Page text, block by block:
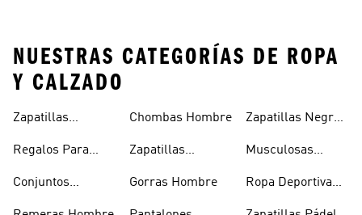
NUESTRAS CATEGORÍAS DE ROPA
Y CALZADO
Zapatillas
Regalos Para
Conjuntos
Hombre
Chombas Hombre
Zapatillas
Gorras Hombre
Zapatillas Negras
Musculosas
Ropa Deportiva